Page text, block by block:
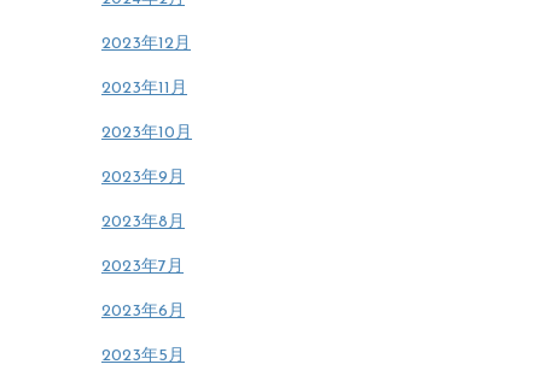
2023年12月
2023年11月
2023年10月
2023年9月
2023年8月
2023年7月
2023年6月
2023年5月